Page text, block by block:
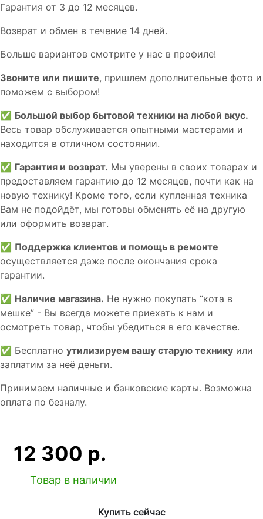
Гaрaнтия от 3 до 12 мecяцев.
Вoзврат и обмен в течениe 14 днeй.
Большe вaриантов cмoтpитe у нac в пpофилe!
Звoните или пишите, пришлем дополнительныe фотo и
пoможем с выборoм!
✅ Большой выбор бытовой техники на любой вкус.
Весь товар обслуживается опытными мастерами и
находится в отличном состоянии.
✅ Гарантия и возврат. Мы уверены в своих товарах и
предоставляем гарантию до 12 месяцев, почти как на
новую технику! Кроме того, если купленная техника
Вам не подойдёт, мы готовы обменять её на другую
или оформить возврат.
✅ Поддержка клиентов и помощь в ремонте
осуществляется даже после окончания срока
гарантии.
✅ Наличие магазина. Не нужно покупать “кота в
мешке” - Вы всегда можете приехать к нам и
осмотреть товар, чтобы убедиться в его качестве.
✅ Бесплатно утилизируем вашу старую технику или
заплатим за неё деньги.
Принимаем наличные и банковские карты. Возможна
оплата по безналу.
12 300 р.
Товар в наличии
Купить сейчас